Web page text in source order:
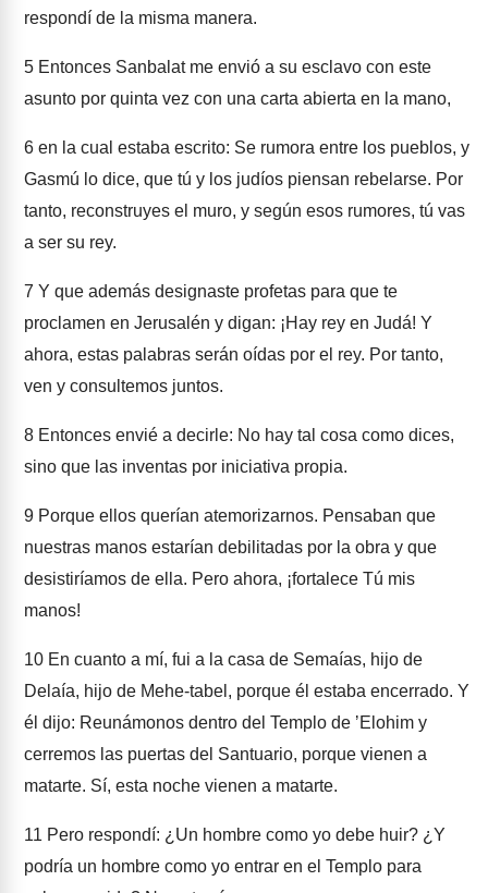
respondí de la misma manera.
5 Entonces Sanbalat me envió a su esclavo con este
asunto por quinta vez con una carta abierta en la mano,
6 en la cual estaba escrito: Se rumora entre los pueblos, y
Gasmú lo dice, que tú y los judíos piensan rebelarse. Por
tanto, reconstruyes el muro, y según esos rumores, tú vas
a ser su rey.
7 Y que además designaste profetas para que te
proclamen en Jerusalén y digan: ¡Hay rey en Judá! Y
ahora, estas palabras serán oídas por el rey. Por tanto,
ven y consultemos juntos.
8 Entonces envié a decirle: No hay tal cosa como dices,
sino que las inventas por iniciativa propia.
9 Porque ellos querían atemorizarnos. Pensaban que
nuestras manos estarían debilitadas por la obra y que
desistiríamos de ella. Pero ahora, ¡fortalece Tú mis
manos!
10 En cuanto a mí, fui a la casa de Semaías, hijo de
Delaía, hijo de Mehe-tabel, porque él estaba encerrado. Y
él dijo: Reunámonos dentro del Templo de ʼElohim y
cerremos las puertas del Santuario, porque vienen a
matarte. Sí, esta noche vienen a matarte.
11 Pero respondí: ¿Un hombre como yo debe huir? ¿Y
podría un hombre como yo entrar en el Templo para